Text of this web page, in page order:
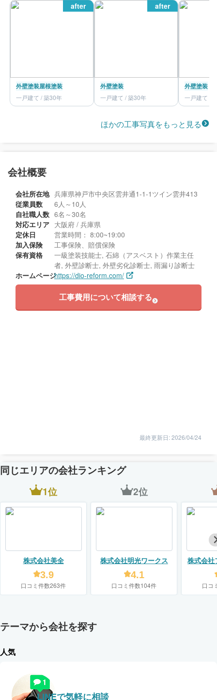
after
外壁塗装屋根塗装
一戸建て / 築30年
after
外壁塗装
一戸建て / 築30年
外壁塗装
一戸建て /
ほかの工事写真をもっと見る
会社概要
会社所在地 兵庫県神戸市中央区雲井通1-1-1ツイン雲井413
従業員数
6人～10人
自社職人数 6名～30名
対応エリア 大阪府 / 兵庫県
定休日
営業時間： 8:00~19:00
加入保険
工事保険、賠償保険
保有資格
一級塗装技能士, 石綿（アスベスト）作業主任
者, 外壁診断士, 外壁劣化診断士, 雨漏り診断士
ホームページhttps://dio-reform.com/
工事費用について相談する
最終更新日: 2026/04/24
同じエリアの会社ランキング
1位
株式会社美全
3.9
口コミ件数263件
2位
株式会社明光ワークス
4.1
口コミ件数104件
株式会社
口コ
テーマから会社を探す
人気
LINEで気軽に相談